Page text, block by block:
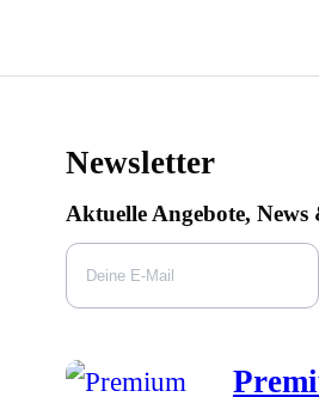
Newsletter
Aktuelle Angebote,